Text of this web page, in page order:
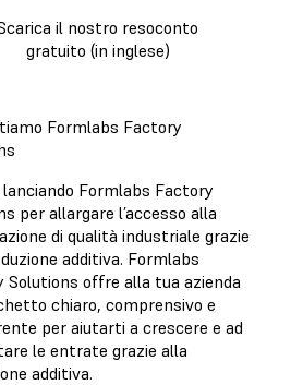
il nostro resoconto
gratuito (in inglese)
Formlabs Factory
Formlabs Factory
per allargare l’accesso alla
di qualità industriale grazie
additiva. Formlabs
Solutions offre alla tua azienda
chiaro, comprensivo e
per aiutarti a crescere e ad
le entrate grazie alla
additiva.